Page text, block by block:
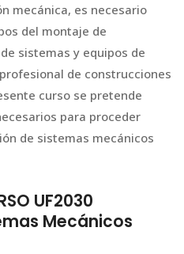
mecánica, es necesario
del montaje de
sistemas y equipos de
de construcciones
curso se pretende
para proceder
de sistemas mecánicos
UF2030
Mecánicos